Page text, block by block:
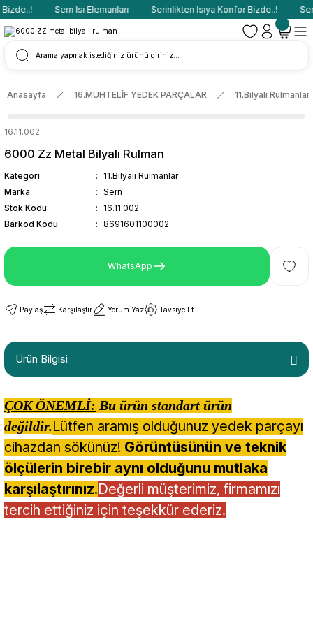
Sern Isı Elemanları Serinlikten Isıya Konfor Bizde..!
Anasayfa 16.MUHTELİF YEDEK PARÇALAR 11.Bilyalı Rulmanlar
16.11.002
6000 Zz Metal Bilyalı Rulman
Kategori
11.Bilyalı Rulmanlar
Marka
Sern
Stok Kodu
16.11.002
Barkod Kodu
8691601100002
WhatsApp
Paylaş Karşılaştır Yorum Yaz Tavsiye Et
Ürün Bilgisi
ÇOK ÖNEMLİ: Bu ürün standart ürün
değildir.Lütfen aramış olduğunuz yedek parçayı
cihazdan sökünüz! Görüntüsünün ve teknik
ölçülerin birebir aynı olduğunu mutlaka
karşılaştırınız.Değerli müşterimiz, firmamızı
tercih ettiğiniz için teşekkür ederiz.